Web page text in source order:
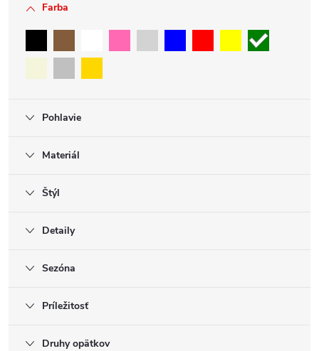
Farba
Pohlavie
Materiál
Štýl
Detaily
Sezóna
Príležitosť
Druhy opätkov